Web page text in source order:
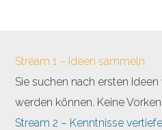
Stream 1 – Ideen sammeln
Sie suchen nach ersten
werden können. Keine
Stream 2 – Kenntnisse